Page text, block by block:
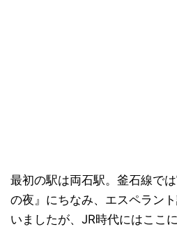
最初の駅は両石駅。釜石線で
の夜』にちなみ、エスペラン
いましたが、JR時代にはここ